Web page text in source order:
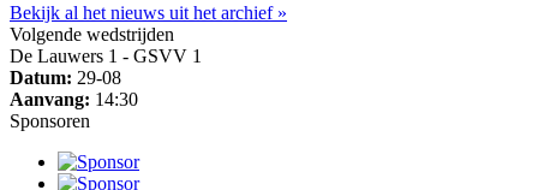
Bekijk al het nieuws uit het archief »
Volgende wedstrijden
De Lauwers 1 - GSVV 1
Datum: 29-08
Aanvang: 14:30
Sponsoren